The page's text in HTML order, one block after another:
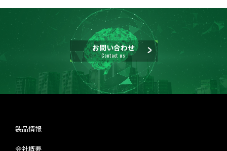
お問い合わせ
Contact us
製品情報
会社概要